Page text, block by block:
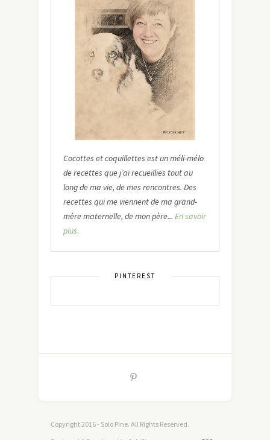
Cocottes et coquillettes est un méli-mélo
de recettes que j’ai recueillies tout au
long de ma vie, de mes rencontres. Des
recettes qui me viennent de ma grand-
mère maternelle, de mon père... En savoir
plus.
PINTEREST
Copyright 2016 - Solo Pine. All Rights Reserved.